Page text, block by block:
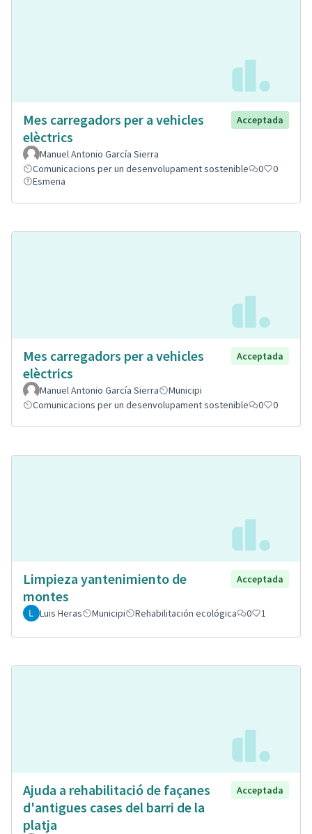
Mes carregadors per a vehicles
elèctrics
Acceptada
Manuel Antonio García Sierra
Comunicacions per un desenvolupament sostenible
0
0
Esmena
Mes carregadors per a vehicles
elèctrics
Acceptada
Manuel Antonio García Sierra
Municipi
Comunicacions per un desenvolupament sostenible
0 0
Limpieza yantenimiento de
montes
Acceptada
Luis Heras Municipi Rehabilitación ecológica 0 1
Ajuda a rehabilitació de façanes
d'antigues cases del barri de la
platja
Acceptada